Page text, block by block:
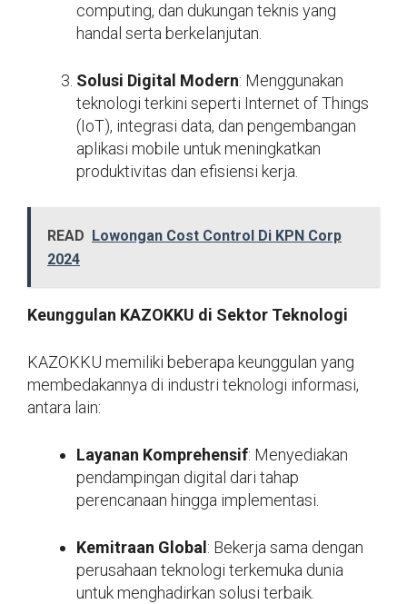
computing, dan dukungan teknis yang
handal serta berkelanjutan.
Solusi Digital Modern: Menggunakan
teknologi terkini seperti Internet of Things
(IoT), integrasi data, dan pengembangan
aplikasi mobile untuk meningkatkan
produktivitas dan efisiensi kerja.
READ
Lowongan Cost Control Di KPN Corp
2024
Keunggulan KAZOKKU di Sektor Teknologi
KAZOKKU memiliki beberapa keunggulan yang
membedakannya di industri teknologi informasi,
antara lain:
Layanan Komprehensif: Menyediakan
pendampingan digital dari tahap
perencanaan hingga implementasi.
Kemitraan Global : Bekerja sama dengan
perusahaan teknologi terkemuka dunia
untuk menghadirkan solusi terbaik.